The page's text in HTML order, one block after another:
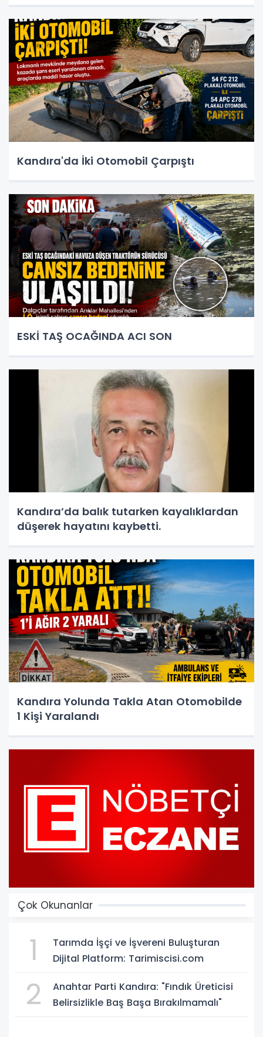
Kandıra'da İki Otomobil Çarpıştı
ESKİ TAŞ OCAĞINDA ACI SON
Kandıra’da balık tutarken kayalıklardan
düşerek hayatını kaybetti.
Kandıra Yolunda Takla Atan Otomobilde
1 Kişi Yaralandı
Çok Okunanlar
1
Tarımda İşçi ve İşvereni Buluşturan
Dijital Platform: Tarimiscisi.com
2
Anahtar Parti Kandıra: "Fındık Üreticisi
Belirsizlikle Baş Başa Bırakılmamalı"